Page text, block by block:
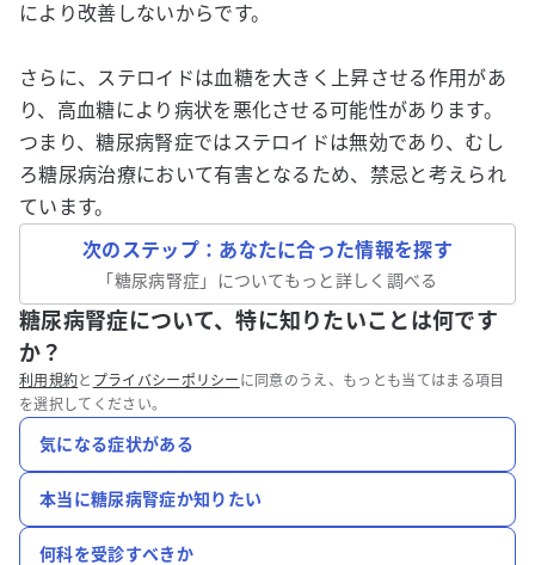
により改善しないからです。
さらに、ステロイドは血糖を大きく上昇させる作用があ
り、高血糖により病状を悪化させる可能性があります。
つまり、糖尿病腎症ではステロイドは無効であり、むし
ろ糖尿病治療において有害となるため、禁忌と考えられ
ています。
次のステップ：あなたに合った情報を探す
「糖尿病腎症 」についてもっと詳しく調べる
糖尿病腎症について、特に知りたいことは何です
か？
利用規約と プライバシーポリシー に同意のうえ、もっとも当てはまる項目
を選択してください。
気になる症状がある
本当に糖尿病腎症か知りたい
何科を受診すべきか